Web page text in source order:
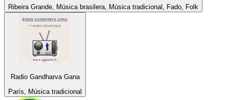
Ribeira Grande, Música brasilera, Música tradicional, Fado, Folk
Radio Gandharva Gana
París, Música tradicional